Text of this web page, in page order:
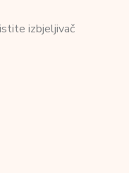
izbjeljivač